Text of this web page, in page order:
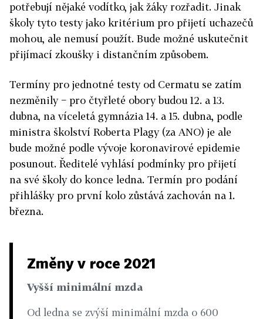
potřebují nějaké vodítko, jak žáky rozřadit. Jinak
školy tyto testy jako kritérium pro přijetí uchazečů
mohou, ale nemusí použít. Bude možné uskutečnit
přijímací zkoušky i distančním způsobem.
Termíny pro jednotné testy od Cermatu se zatím
nezměnily − pro čtyřleté obory budou 12. a 13.
dubna, na víceletá gymnázia 14. a 15. dubna, podle
ministra školství Roberta Plagy (za ANO) je ale
bude možné podle vývoje koronavirové epidemie
posunout. Ředitelé vyhlásí podmínky pro přijetí
na své školy do konce ledna. Termín pro podání
přihlášky pro první kolo zůstává zachován na 1.
března.
Změny v roce 2021
Vyšší minimální mzda
Od ledna se zvýší minimální mzda o 600